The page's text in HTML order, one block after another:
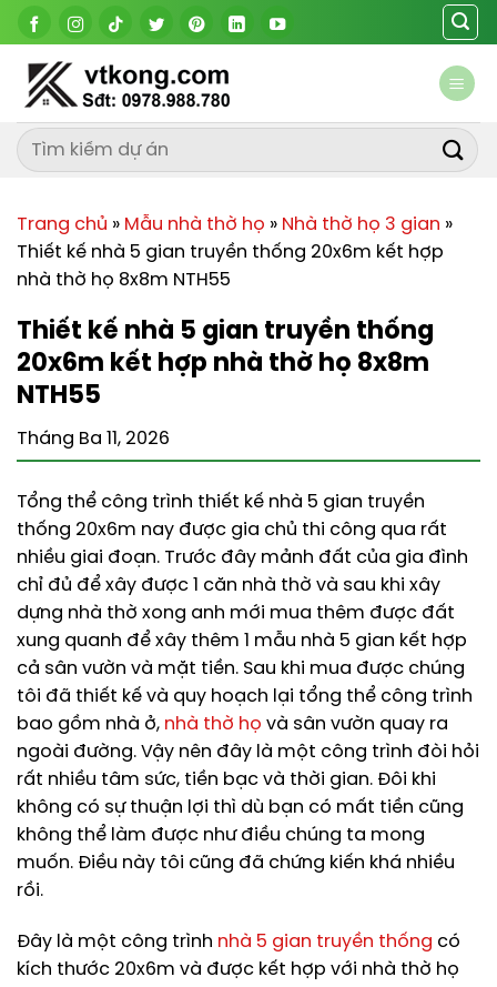
Chuyển
đến
dung
Trang chủ » Mẫu nhà thờ họ » Nhà thờ họ 3 gian »
Thiết kế nhà 5 gian truyền thống 20x6m kết hợp
nhà thờ họ 8x8m NTH55
Thiết kế nhà 5 gian truyền thống
20x6m kết hợp nhà thờ họ 8x8m
NTH55
Tháng Ba 11, 2026
Tổng thể công trình thiết kế nhà 5 gian truyền
thống 20x6m nay được gia chủ thi công qua rất
nhiều giai đoạn. Trước đây mảnh đất của gia đình
chỉ đủ để xây được 1 căn nhà thờ và sau khi xây
dựng nhà thờ xong anh mới mua thêm được đất
xung quanh để xây thêm 1 mẫu nhà 5 gian kết hợp
cả sân vườn và mặt tiền. Sau khi mua được chúng
tôi đã thiết kế và quy hoạch lại tổng thể công trình
bao gồm nhà ở, nhà thờ họ và sân vườn quay ra
ngoài đường. Vậy nên đây là một công trình đòi hỏi
rất nhiều tâm sức, tiền bạc và thời gian. Đôi khi
không có sự thuận lợi thì dù bạn có mất tiền cũng
không thể làm được như điều chúng ta mong
muốn. Điều này tôi cũng đã chứng kiến khá nhiều
rồi.
Đây là một công trình nhà 5 gian truyền thống có
kích thước 20x6m và được kết hợp với nhà thờ họ